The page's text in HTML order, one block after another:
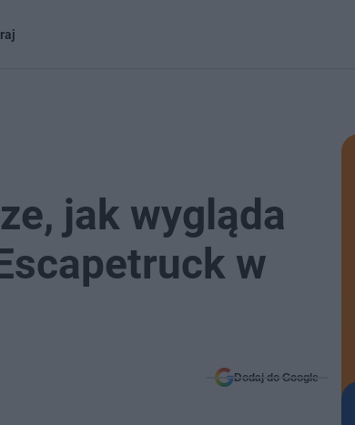
jak wygląda
w
Dodaj do Google